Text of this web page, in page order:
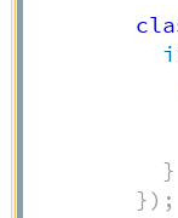
}
}) ;